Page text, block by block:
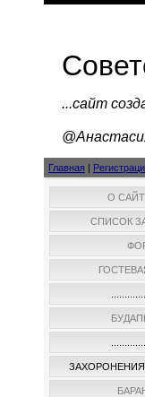
...cайт
Главная |
О
СПИСОК
ЗАХОРОНЕНИЯ